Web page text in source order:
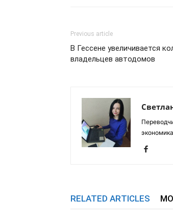
Previous article
В Гессене увеличивается
владельцев автодомов
RELATED ARTICLES